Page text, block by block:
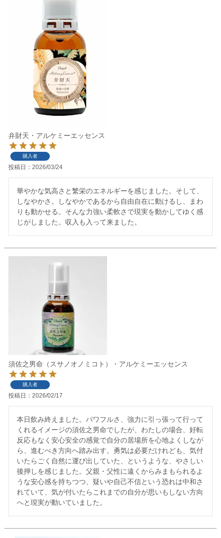
弁財天・アルケミーエッセンス
購入者
投稿日 2026/03/24
華やかな気高さと繁栄のエネルギーを感じました。そして、
しなやかさ。しなやかであるから自由自在に動けるし、まわ
りも動かせる。そんな力強い柔軟さで現実を動かしてゆく感
じがしました。収入も入って来ました。
須佐之男命（スサノオノミコト）・アルケミーエッセンス
購入者
投稿日 2026/02/17
本日飲み終えました。パワフルさ、強力に引っ張って行って
くれるイメージの須佐之男命でしたが、わたしの場合、好転
反応もなく安心安全の感覚で自分の居場所を心地よくしなが
ら、進むべき方向へ踏み出す。勇気は必要だけれども、気付
いたらごく自然に運び出していた、というような、やさしい
後押しを感じました。父親・父性に遠くからみまもられるよ
うな安心感を持ちつつ、疑いや自己不信という恐れは中和さ
れていて、気が付いたらこれまでの自分が思いもしない方向
へと現実が動いていました。